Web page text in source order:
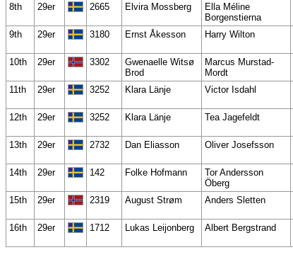
8th 29er 2665 Elvira Mossberg
Ella Méline
Borgenstierna
9th 29er 3180 Ernst Åkesson Harry Wilton
10th 29er 3302
Gwenaelle Witsø
Brod
Marcus Murstad-
Mordt
11th 29er 3252 Klara Länje Victor Isdahl
12th 29er 3252 Klara Länje Tea Jagefeldt
13th 29er 2732 Dan Eliasson Oliver Josefsson
14th 29er 142 Folke Hofmann
Tor Andersson
Öberg
15th 29er 2319 August Strøm Anders Sletten
16th 29er 1712 Lukas Leijonberg Albert Bergstrand